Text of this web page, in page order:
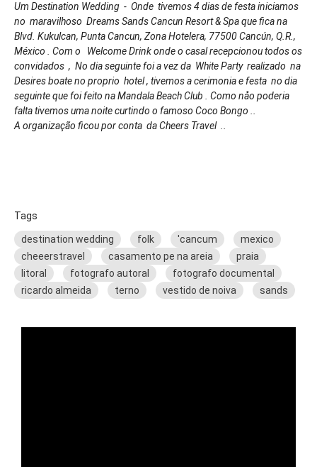
Um Destination Wedding - Onde tivemos 4 dias de festa iniciamos
no maravilhoso Dreams Sands Cancun Resort & Spa que fica na
Blvd. Kukulcan, Punta Cancun, Zona Hotelera, 77500 Cancún, Q.R.,
México . Com o
Welcome Drink onde o casal recepcionou todos os
convidados , No dia seguinte foi a vez da White Party realizado na
Desires boate no proprio hotel , tivemos a cerimonia e festa no dia
seguinte que foi feito na Mandala Beach Club . Como nåo poderia
falta tivemos uma noite curtindo o famoso Coco Bongo ..
A organização ficou por conta da Cheers Travel ..
Tags
destination wedding folk 'cancum
mexico
cheeerstravel
casamento pe na areia
praia
litoral
fotografo autoral
fotografo documental
ricardo almeida
terno vestido de noiva sands